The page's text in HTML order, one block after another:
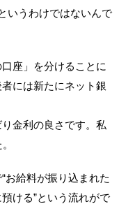
いうわけではないんで
座」を分けることに
には新たにネット銀
金利の良さです。私
お給料が振り込まれた
ける”という流れがで